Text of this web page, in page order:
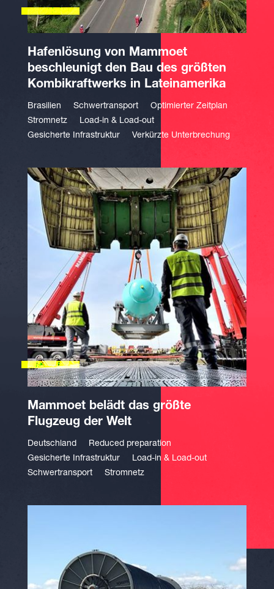
Hafenlösung von Mammoet
beschleunigt den Bau des größten
Kombikraftwerks in Lateinamerika
Brasilien Schwertransport
Optimierter Zeitplan
Stromnetz
Load-in & Load-out
Gesicherte Infrastruktur
Verkürzte Unterbrechung
Mammoet belädt das größte
Flugzeug der Welt
Deutschland
Reduced preparation
Gesicherte Infrastruktur
Load-in & Load-out
Schwertransport
Stromnetz